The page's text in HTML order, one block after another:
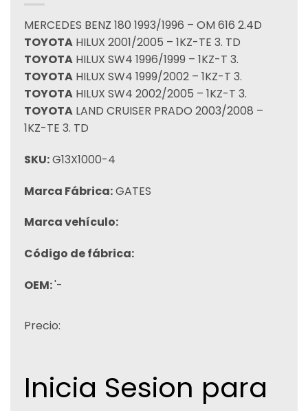
MERCEDES BENZ 180 1993/1996 – OM 616 2.4D
TOYOTA HILUX 2001/2005 – 1KZ-TE 3. TD
TOYOTA HILUX SW4 1996/1999 – 1KZ-T 3.
TOYOTA HILUX SW4 1999/2002 – 1KZ-T 3.
TOYOTA HILUX SW4 2002/2005 – 1KZ-T 3.
TOYOTA LAND CRUISER PRADO 2003/2008 –
1KZ-TE 3. TD
SKU:G13X1000-4
Marca Fábrica:GATES
Marca vehículo:
Código de fábrica:
OEM:'-
Precio:
Inicia Sesion para